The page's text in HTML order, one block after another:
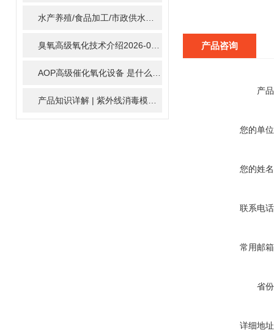
臭氧高级氧化技术介绍2026-02-27 产品咨询
产
您的单
您的姓
联系电
常用邮
省
详细地